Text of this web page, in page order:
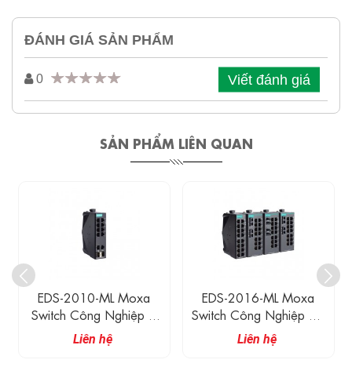
ĐÁNH GIÁ SẢN PHẨM
0 Viết đánh giá
SẢN PHẨM LIÊN QUAN
EDS-2016-ML Moxa
Switch Công Nghiệp 16
Cổng 10/100M
Liên hệ
EDS-2018-ML Moxa
Switch Công Nghiệp 16
Cổng 10/100M
Liên hệ